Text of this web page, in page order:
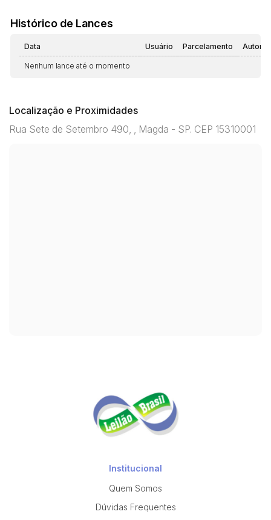
Histórico de Lances
Data Usuário Parcelamento
Nenhum lance até o momento
Localização e Proximidades
Rua Sete de Setembro 490, , Magda - SP. CEP 15310001
Institucional
Quem Somos
Dúvidas Frequentes